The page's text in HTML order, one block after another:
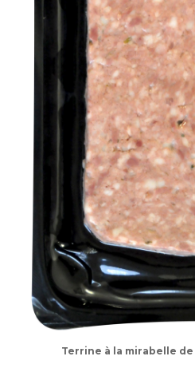
Terrine à la mirabelle